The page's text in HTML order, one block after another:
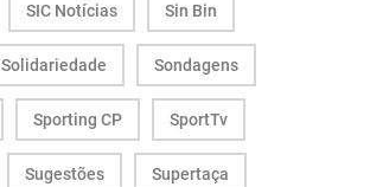
SIC Notícias Sin Bin
Solidariedade Sondagens
Sporting CP SportTv
Sugestões Supertaça